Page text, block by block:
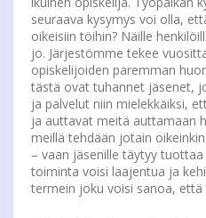
seuraava kysymys voi olla,
oikeisiin töihin? Näille
jo. Järjestömme tekee
opiskelijoiden paremman
tästä ovat tuhannet jäsenet,
ja palvelut niin mielekkäiksi,
ja auttavat meitä auttamaan
meillä tehdään jotain
– vaan jäsenille täytyy
toiminta voisi laajentua ja
termein joku voisi sanoa,